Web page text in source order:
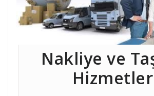
Nakliye ve